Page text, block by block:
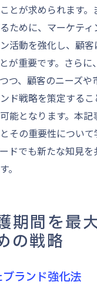
とが求められます
ために、マーケティ
活動を強化し、顧
が重要です。さらに
つ、顧客のニーズや
ド戦略を策定する
能となります。本記
その重要性について
ドでも新たな知見を
。
期間を最
の戦略
ランド強化法